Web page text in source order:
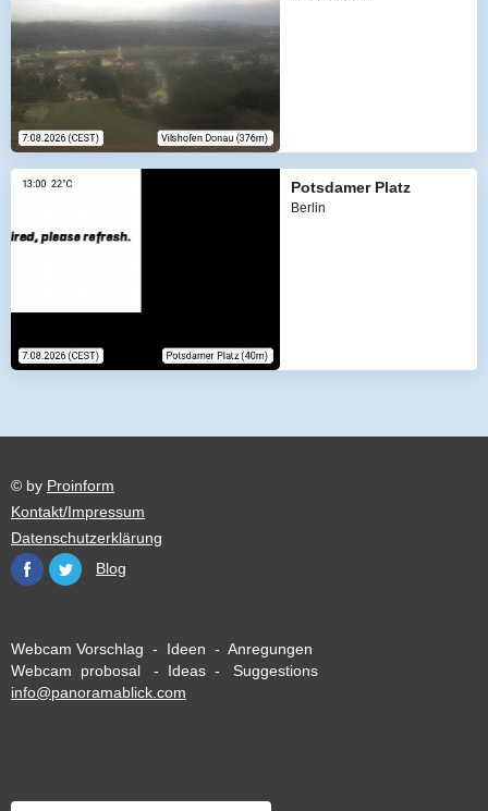
Potsdamer Platz
Berlin
© by Proinform
Kontakt/Impressum
Datenschutzerklärung
Blog
Webcam Vorschlag - Ideen - Anregungen
Webcam probosal - Ideas - Suggestions
info@panoramablick.com